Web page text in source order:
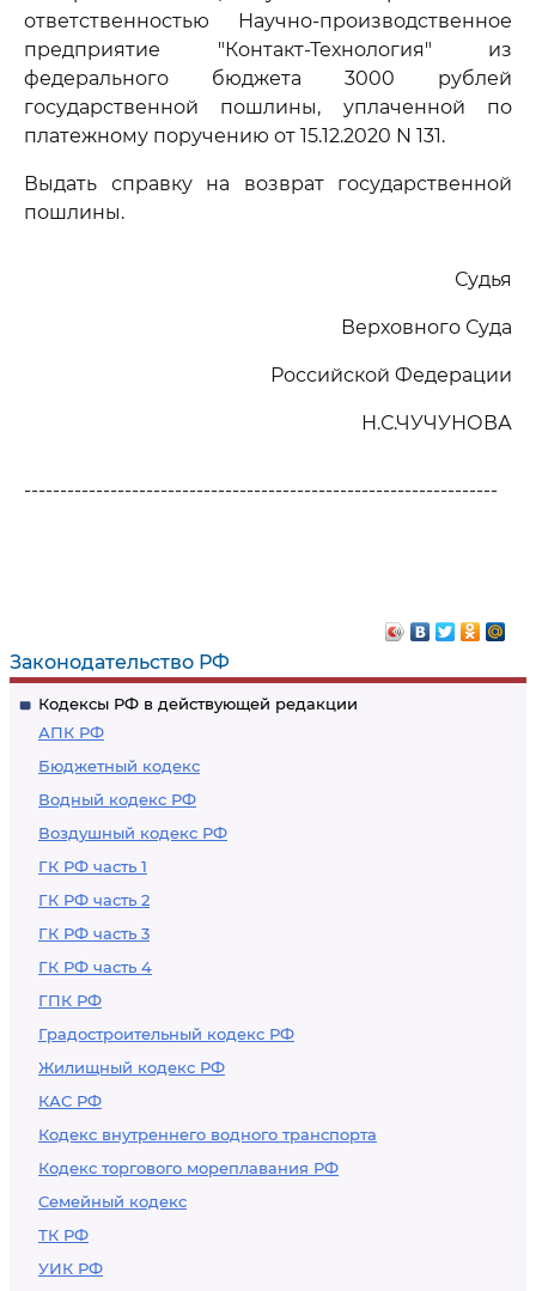
Законодательство РФ
Кодексы РФ в действующей редакции
АПК РФ
Бюджетный кодекс
Водный кодекс РФ
Воздушный кодекс РФ
ГК РФ часть 1
ГК РФ часть 2
ГК РФ часть 3
ГК РФ часть 4
ГПК РФ
Градостроительный кодекс РФ
Жилищный кодекс РФ
КАС РФ
Кодекс внутреннего водного транспорта
Кодекс торгового мореплавания РФ
Семейный кодекс
ТК РФ
УИК РФ
ответственностью Научно-производственное
предприятие "Контакт-Технология" из
федерального бюджета 3000 рублей
государственной пошлины, уплаченной по
платежному поручению от 15.12.2020 N 131.
Выдать справку на возврат государственной
пошлины.
Судья
Верховного Суда
Российской Федерации
Н.С.ЧУЧУНОВА
------------------------------------------------------------------